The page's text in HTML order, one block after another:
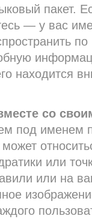
пакет.
— у вас
находится
со
под именем
или
или на